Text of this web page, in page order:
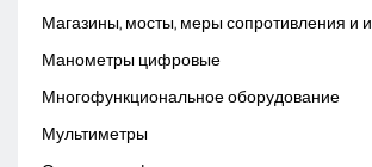
Магазины, мосты, меры сопротивления и
Манометры цифровые
Многофункциональное оборудование
Мультиметры